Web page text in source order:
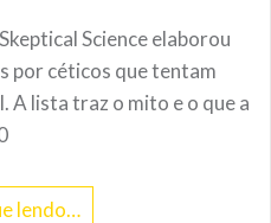
Science elaborou
por céticos que tentam
A lista traz o mito e o que a
lendo…